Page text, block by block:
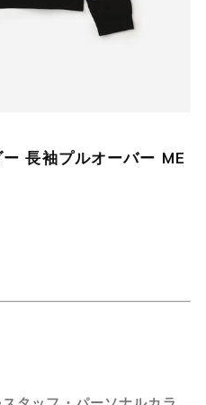
長袖プルオーバー ME